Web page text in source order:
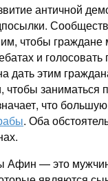
античной
чтобы граждане
и
дать этим
чтобы заниматься
что
. Оба
Афин — это